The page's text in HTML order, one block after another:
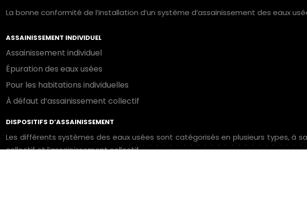
La bonne conformité de l’installation d’un système d’assainissement des eaux
ASSAINISSEMENT INDIVIDUEL
Assainissement individuel
Épuration des eaux usées
Pour les habitations individuelles
À défaut d’assainissement collectif
DISPOSITIFS D’ASSAINISSEMENT
Les différents systèmes des eaux usées sont catégorisés en plusieurs types, à
collectif et l’assainissement collectif.